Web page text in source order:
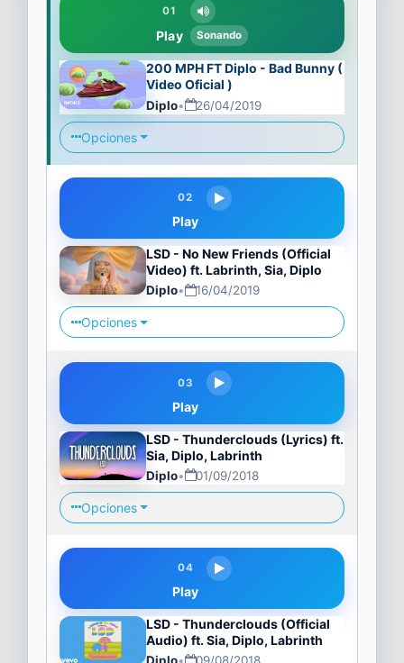
01
Play Sonando
200 MPH FT Diplo - Bad Bunny (
Video Oficial )
Diplo• 26/04/2019
Opciones
02
Play
LSD - No New Friends (Official
Video) ft. Labrinth, Sia, Diplo
Diplo• 16/04/2019
Opciones
03
Play
LSD - Thunderclouds (Lyrics) ft.
Sia, Diplo, Labrinth
Diplo• 01/09/2018
Opciones
04
Play
LSD - Thunderclouds (Official
Audio) ft. Sia, Diplo, Labrinth